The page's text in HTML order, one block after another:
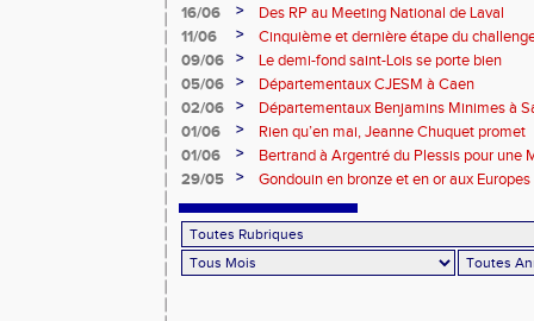
16/06
>
Des RP au Meeting National de Laval
11/06
>
Cinquième et dernière étape du
09/06
>
Le demi-fond saint-Lois se porte bien
05/06
>
Départementaux CJESM à Caen
02/06
>
Départementaux Benjamins Minimes à
01/06
>
Rien qu’en mai, Jeanne Chuquet promet
01/06
>
Bertrand à Argentré du Plessis pour une
29/05
> Gondouin en bronze et en or aux Europes